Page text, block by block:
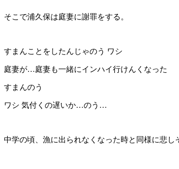
そこで浦久保は庭妻に謝罪をする。
すまんことをしたんじゃのう ワシ
庭妻が…庭妻も一緒にインハイ行けんくなった
すまんのう
ワシ 気付くの遅いか…のう…
中学の頃、漁に出られなくなった時と同様に悲